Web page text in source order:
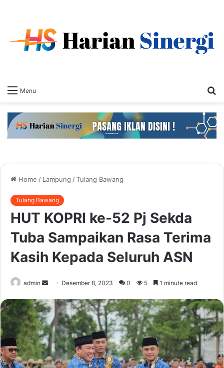
Menu
Home / Lampung /Tulang Bawang
Tulang Bawang
HUT KOPRI ke-52 Pj Sekda
Tuba Sampaikan Rasa Terima
Kasih Kepada Seluruh ASN
admin
Send
email
Desember 8, 2023 0 5 1 minute read